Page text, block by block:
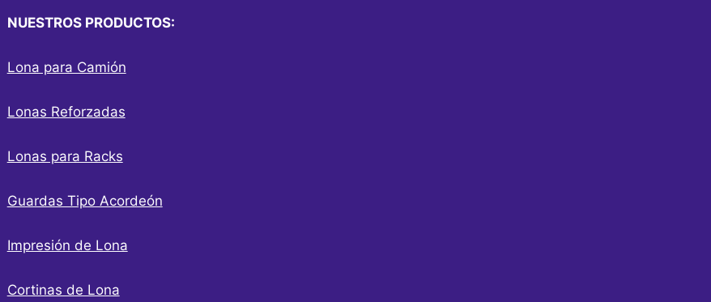
NUESTROS PRODUCTOS:
Lona para Camión
Lonas Reforzadas
Lonas para Racks
Guardas Tipo Acordeón
Impresión de Lona
Cortinas de Lona